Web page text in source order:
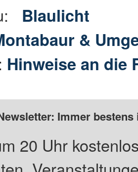
Blaulicht
&
Hinweise an die
Immer
20 Uhr